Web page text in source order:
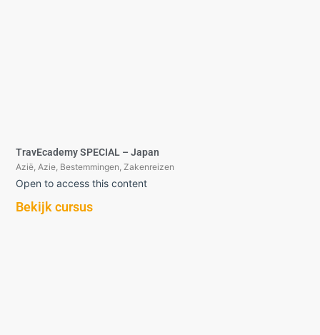
TravEcademy SPECIAL – Japan
Azië Azie Bestemmingen ,Zakenreizen
Open to access this content
Bekijk cursus